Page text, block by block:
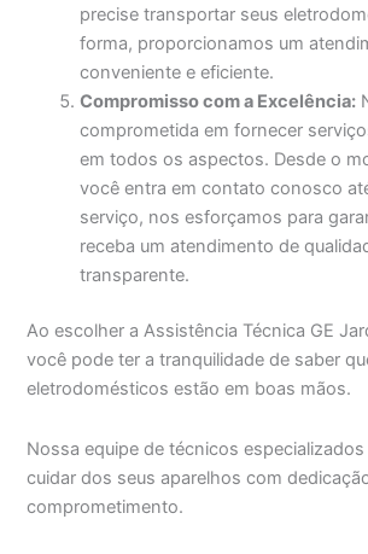
precise transportar seus
forma, proporcionamos um
conveniente e eficiente.
Compromisso com a Excelência:
comprometida em fornecer
em todos os aspectos. Desde o
você entra em contato conosco
serviço, nos esforçamos para
receba um atendimento de
transparente.
Ao escolher a Assistência Técnica GE
você pode ter a tranquilidade de saber
eletrodomésticos estão em boas mãos.
Nossa equipe de técnicos
cuidar dos seus aparelhos com
comprometimento.